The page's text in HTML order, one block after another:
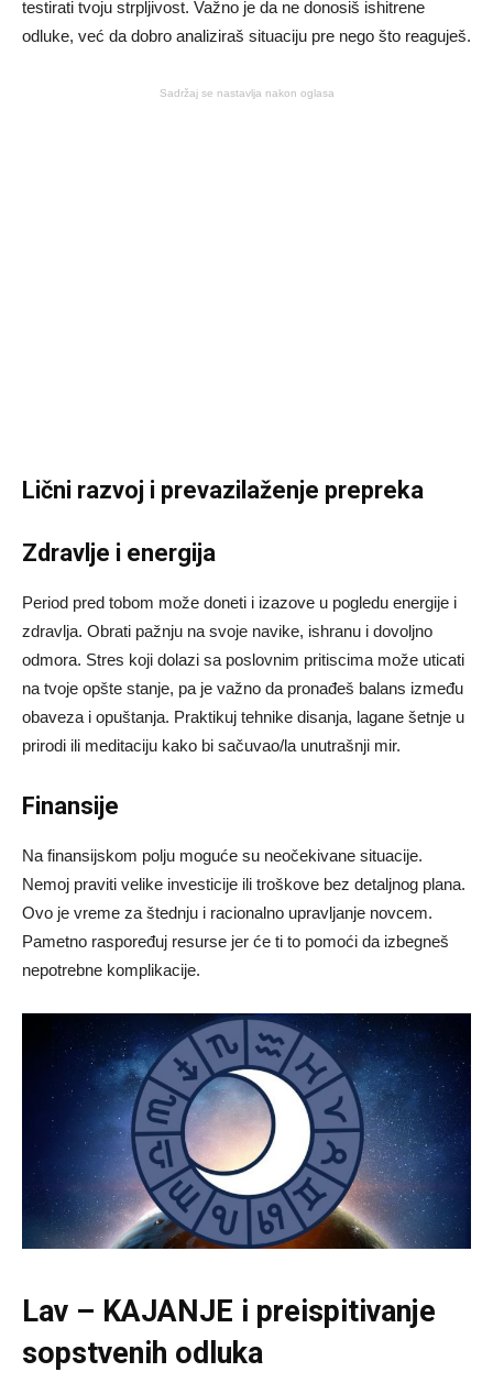
testirati tvoju strpljivost. Važno je da ne donosiš ishitrene
odluke, već da dobro analiziraš situaciju pre nego što reaguješ.
Sadržaj se nastavlja nakon oglasa
Lični razvoj i prevazilaženje prepreka
Zdravlje i energija
Period pred tobom može doneti i izazove u pogledu energije i
zdravlja. Obrati pažnju na svoje navike, ishranu i dovoljno
odmora. Stres koji dolazi sa poslovnim pritiscima može uticati
na tvoje opšte stanje, pa je važno da pronađeš balans između
obaveza i opuštanja. Praktikuj tehnike disanja, lagane šetnje u
prirodi ili meditaciju kako bi sačuvao/la unutrašnji mir.
Finansije
Na finansijskom polju moguće su neočekivane situacije.
Nemoj praviti velike investicije ili troškove bez detaljnog plana.
Ovo je vreme za štednju i racionalno upravljanje novcem.
Pametno raspoređuj resurse jer će ti to pomoći da izbegneš
nepotrebne komplikacije.
Lav – KAJANJE i preispitivanje
sopstvenih odluka